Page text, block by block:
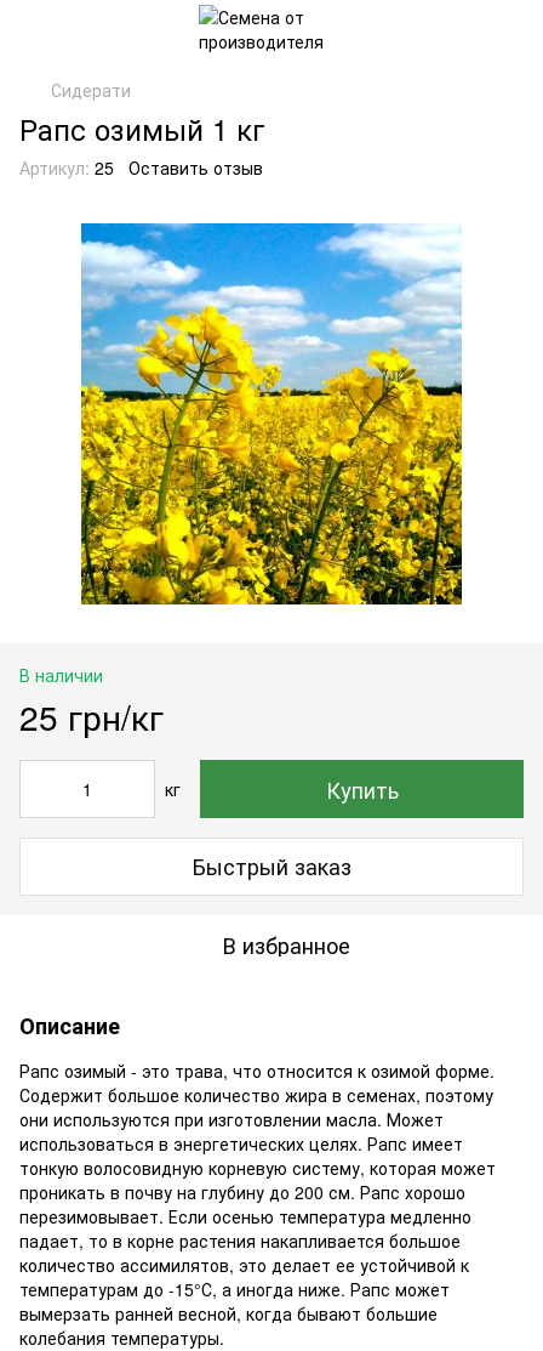
Сидерати
Рапс озимый 1 кг
Артикул: 25 Оставить отзыв
В наличии
25 грн/кг
кг Купить
Быстрый заказ
В избранное
Описание
Рапс озимый - это трава, что относится к озимой форме.
Содержит большое количество жира в семенах, поэтому
они используются при изготовлении масла. Может
использоваться в энергетических целях. Рапс имеет
тонкую волосовидную корневую систему, которая может
проникать в почву на глубину до 200 см. Рапс хорошо
перезимовывает. Если осенью температура медленно
падает, то в корне растения накапливается большое
количество ассимилятов, это делает ее устойчивой к
температурам до -15°С, а иногда ниже. Рапс может
вымерзать ранней весной, когда бывают большие
колебания температуры.